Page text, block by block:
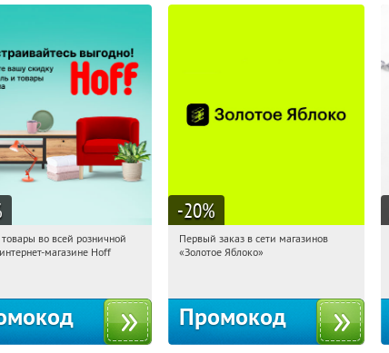
Получили:
во всей розничной
магазине Hoff
-20%
17:19:15
Получи первым!
Первый заказ в сети магазинов
«Золотое Яблоко»
Промокод